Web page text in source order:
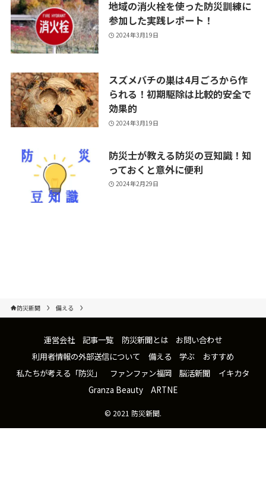
地域の消火栓を使った防災訓練に
参加した実践レポート！
2024年3月19日
スズメバチの巣は4月ごろから作
られる！初期駆除は比較的安全で
効果的
2024年3月19日
防災士が教える防災の豆知識！知
っておくと意外に便利
2024年2月29日
防災新聞 備える
運営会社 記事一覧 防災新聞とは
お問い合わせ
利用者情報の外部送信について
備える 学ぶ
おすすめ
私たちが考える「防災」
ファンファン福岡 脳活新聞
イキカタ
Granza Beauty
ARTNE
© 2021 防災新聞.